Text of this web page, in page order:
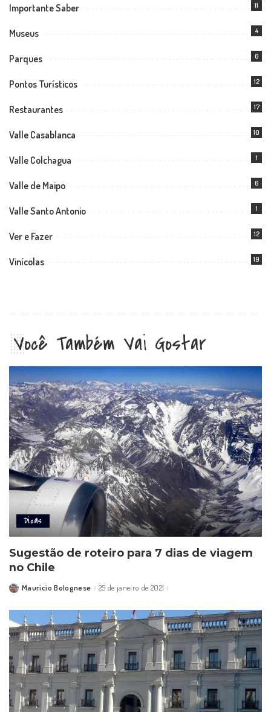
Importante Saber 11
Museus 4
Parques 6
Pontos Turísticos 12
Restaurantes 17
Valle Casablanca 10
Valle Colchagua 1
Valle de Maipo 6
Valle Santo Antonio 1
Ver e Fazer 12
Vinícolas 19
Você Também Vai Gostar
Dicas
Sugestão de roteiro para 7 dias de viagem
no Chile
PostedMauricio Bolognese 25 de janeiro de 2021